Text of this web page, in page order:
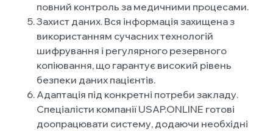
повний контроль за медичними процесами.
Захист даних. Вся інформація захищена з
використанням сучасних технологій
шифрування і регулярного резервного
копіювання, що гарантує високий рівень
безпеки даних пацієнтів.
Адаптація під конкретні потреби закладу.
Спеціалісти компанії USAP.ONLINE готові
доопрацювати систему, додаючи необхідні